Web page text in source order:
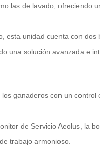
las de lavado, ofreciendo
esta unidad cuenta con dos
una solución avanzada e
ganaderos con un
de Servicio Aeolus, la
trabajo armonioso.